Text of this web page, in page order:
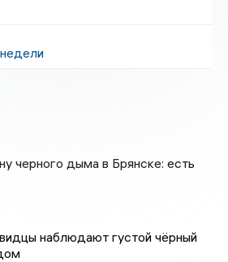
черного дыма в Брянске: есть
наблюдают густой чёрный